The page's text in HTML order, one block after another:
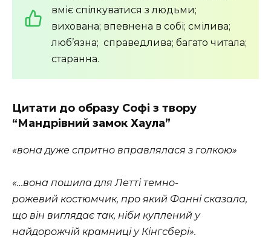
вміє спілкуватися з людьми;
вихована; впевнена в собі; смілива;
люб’язна; справедлива; багато читала;
старанна.
Цитати до образу Софі з твору
“Мандрівний замок Хаула”
«вона дуже спритно вправлялася з голкою»
«…вона пошила для Летті темно-
рожевий костюмчик, про який Фанні сказала,
що він виглядає так, ніби куплений у
найдорожчій крамниці у Кінгсбері».